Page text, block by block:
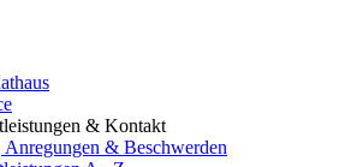
& Kontakt
Anregungen & Beschwerden